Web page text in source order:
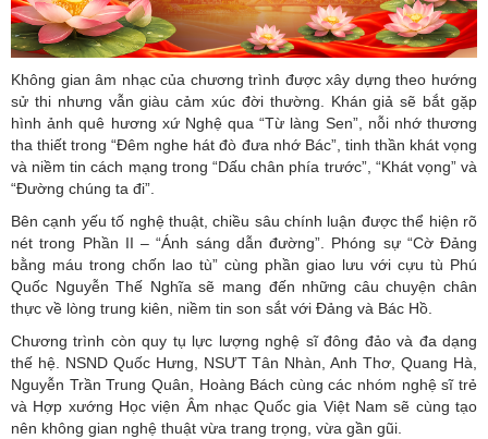
Không gian âm nhạc của chương trình được xây dựng theo hướng
sử thi nhưng vẫn giàu cảm xúc đời thường. Khán giả sẽ bắt gặp
hình ảnh quê hương xứ Nghệ qua “Từ làng Sen”, nỗi nhớ thương
tha thiết trong “Đêm nghe hát đò đưa nhớ Bác”, tinh thần khát vọng
và niềm tin cách mạng trong “Dấu chân phía trước”, “Khát vọng” và
“Đường chúng ta đi”.
Bên cạnh yếu tố nghệ thuật, chiều sâu chính luận được thể hiện rõ
nét trong Phần II – “Ánh sáng dẫn đường”. Phóng sự “Cờ Đảng
bằng máu trong chốn lao tù” cùng phần giao lưu với cựu tù Phú
Quốc Nguyễn Thế Nghĩa sẽ mang đến những câu chuyện chân
thực về lòng trung kiên, niềm tin son sắt với Đảng và Bác Hồ.
Chương trình còn quy tụ lực lượng nghệ sĩ đông đảo và đa dạng
thế hệ. NSND Quốc Hưng, NSƯT Tân Nhàn, Anh Thơ, Quang Hà,
Nguyễn Trần Trung Quân, Hoàng Bách cùng các nhóm nghệ sĩ trẻ
và Hợp xướng Học viện Âm nhạc Quốc gia Việt Nam sẽ cùng tạo
nên không gian nghệ thuật vừa trang trọng, vừa gần gũi.